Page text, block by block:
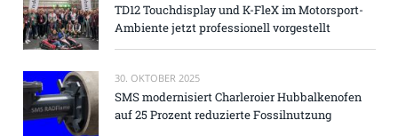
TD12 Touchdisplay und K-FleX im Motorsport-
Ambiente jetzt professionell vorgestellt
30. OKTOBER 2025
SMS modernisiert Charleroier Hubbalkenofen
auf 25 Prozent reduzierte Fossilnutzung